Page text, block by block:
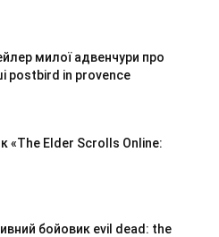
милої адвенчури про
postbird in provence
«The Elder Scrolls Online:
бойовик evil dead: the